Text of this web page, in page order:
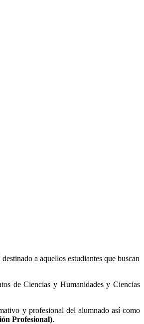
destinado a aquellos estudiantes que buscan
de Ciencias y Humanidades y Ciencias
y profesional del alumnado así como
Profesional).